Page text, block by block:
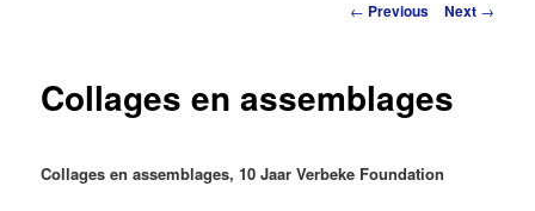
Post navigation
← Previous Next →
Collages en assemblages
Collages en assemblages, 10 Jaar Verbeke Foundation